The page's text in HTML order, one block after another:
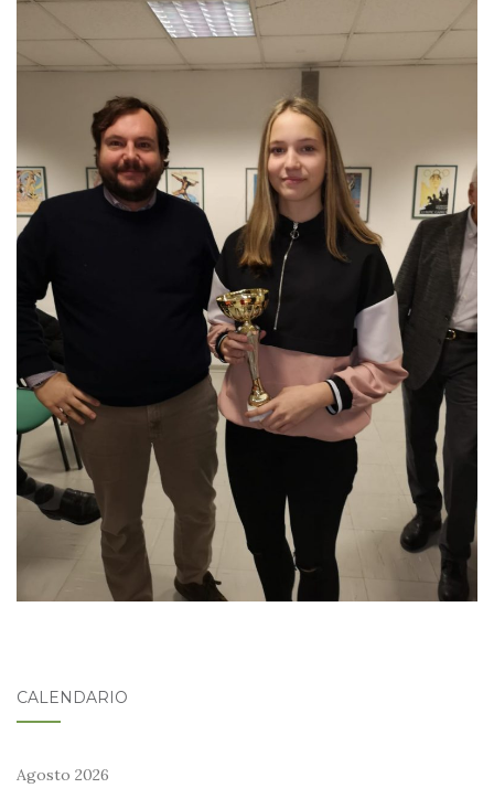
CALENDARIO
Agosto 2026